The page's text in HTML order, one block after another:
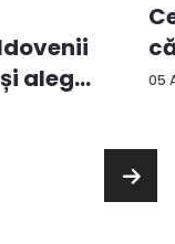
aleg
05